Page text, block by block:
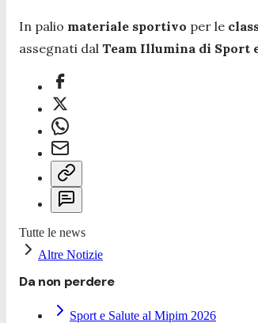
In palio materiale sportivo per le
assegnati dal Team Illumina di Sport
Tutte le news
Altre Notizie
Da non perdere
Sport e Salute al Mipim 2026